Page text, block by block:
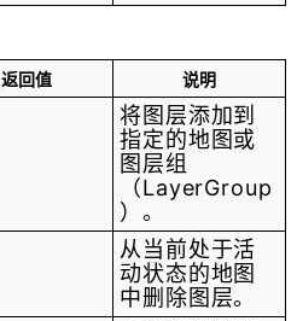
返回值 说明
将图层添加到
指定的地图或
图层组
（LayerGroup
）。
从当前处于活
动状态的地图
中删除图层。